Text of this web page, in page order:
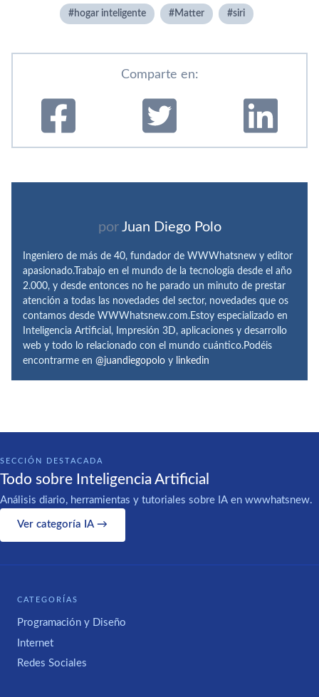
hogar inteligente Matter siri
Comparte en:
por Juan Diego Polo
Ingeniero de más de 40, fundador de WWWhatsnew y editor
apasionado.Trabajo en el mundo de la tecnología desde el año
2.000, y desde entonces no he parado un minuto de prestar
atención a todas las novedades del sector, novedades que os
contamos desde WWWhatsnew.com.Estoy especializado en
Inteligencia Artificial, Impresión 3D, aplicaciones y desarrollo
web y todo lo relacionado con el mundo cuántico.Podéis
encontrarme en @juandiegopolo y linkedin
SECCIÓN DESTACADA
Todo sobre Inteligencia Artificial
Análisis diario, herramientas y tutoriales sobre IA en wwwhatsnew.
Ver categoría IA →
CATEGORÍAS
Programación y Diseño
Internet
Redes Sociales